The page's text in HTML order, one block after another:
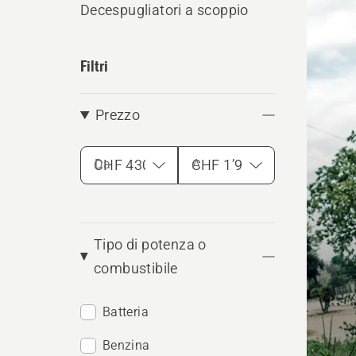
Decespugliatori a scoppio
Filtri
Prezzo
Da A
Tipo di potenza o
combustibile
Batteria
Benzina